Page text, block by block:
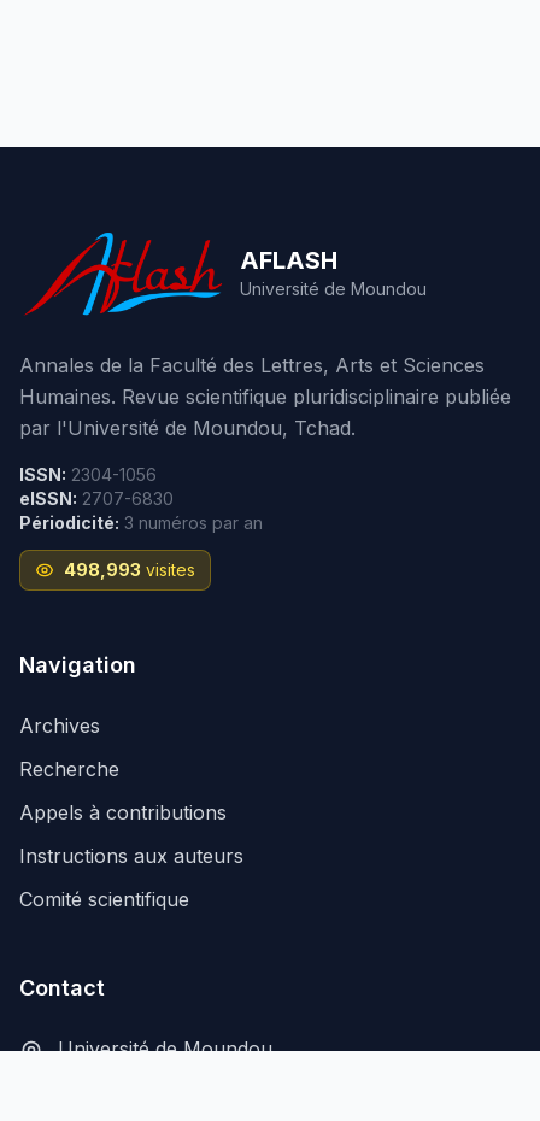
AFLASH
Université de Moundou
Annales de la Faculté des Lettres, Arts et Sciences
Humaines. Revue scientifique pluridisciplinaire publiée
par l'Université de Moundou, Tchad.
ISSN: 2304-1056
eISSN: 2707-6830
Périodicité: 3 numéros par an
498,993 visites
Navigation
Archives
Recherche
Appels à contributions
Instructions aux auteurs
Comité scientifique
Contact
Université de Moundou